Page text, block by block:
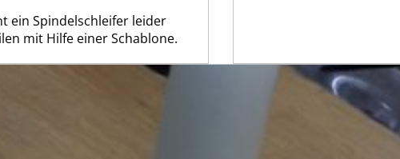
ein Spindelschleifer leider
mit Hilfe einer Schablone.